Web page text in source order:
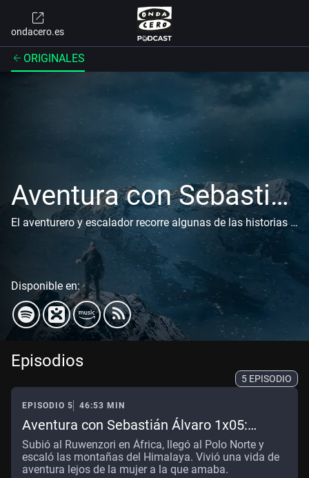
ondacero.es
ORIGINALES
Aventura con Sebastián Álvaro
El aventurero y escalador recorre algunas de las historias más fascinantes de la exploración humana.
Disponible en:
Episodios
5 EPISODIO
EPISODIO 5 46:53 MIN
Aventura con Sebastián Álvaro 1x05:
Duque de los Abruzzos
Subió al Ruwenzori en África, llegó al Polo Norte y
escaló las montañas del Himalaya. Vivió una vida de
aventura lejos de la mujer a la que amaba.